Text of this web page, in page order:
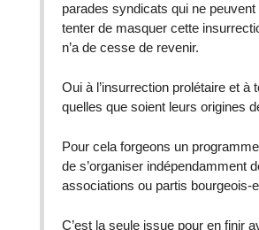
parades syndicats qui ne peuvent
tenter de masquer cette
n’a de cesse de revenir.
Oui à l’insurrection prolétaire et à
quelles que soient leurs origines
Pour cela forgeons un
de s’organiser indépendamment
associations ou partis bourgeois-
C’est la seule issue pour en finir